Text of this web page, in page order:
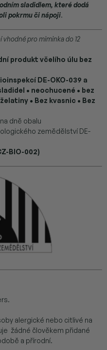
sladidlem, které dodá
pokrmu či nápoji.
vhodné pro miminka do 12
produkt včelího úlu bez
DE-OKO-039 a
• neochucené • bez
• Bez kvasnic • Bez
dně obalu
zemědělství DE-
BIO-002)
alergické nebo citlivé na
žádné člověkem přidané
a přírodní.